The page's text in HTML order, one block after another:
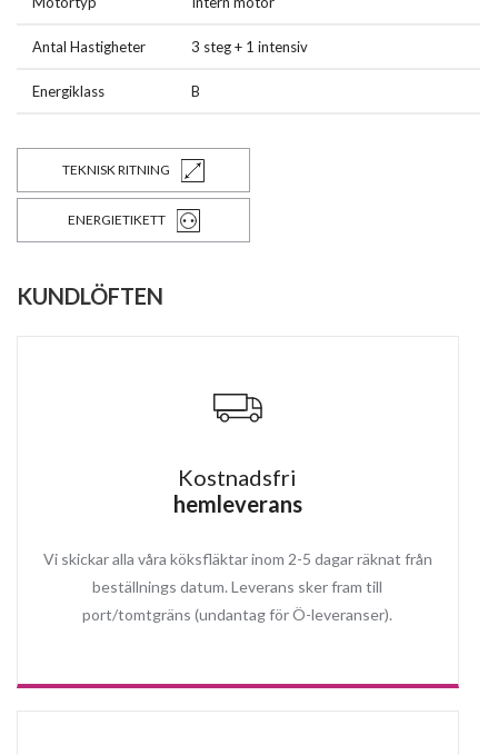
Antal Hastigheter 3 steg + 1 intensiv
Energiklass B
TEKNISK RITNING
ENERGIETIKETT
KUNDLÖFTEN
Kostnadsfri
hemleverans
Vi skickar alla våra köksfläktar inom 2-5 dagar räknat från
beställnings datum. Leverans sker fram till
port/tomtgräns (undantag för Ö-leveranser).